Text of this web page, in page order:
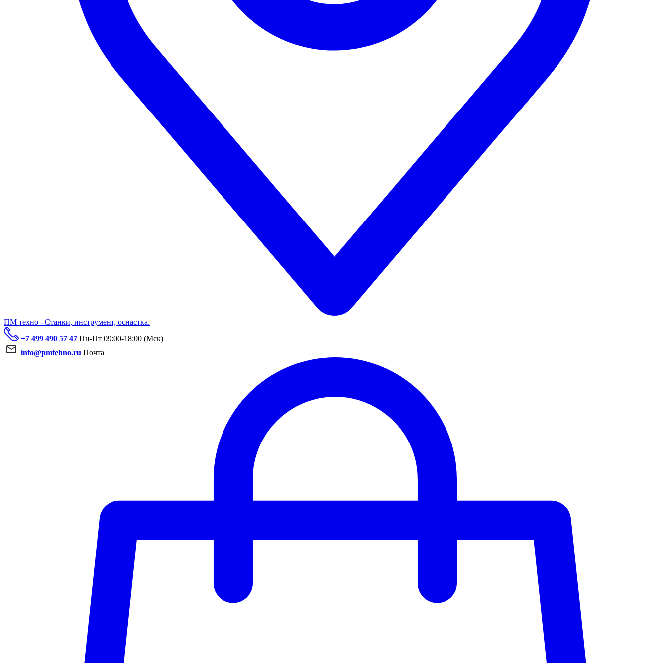
ПМ техно - Станки, инструмент, оснастка.
+7 499 490 57 47 Пн-Пт 09:00-18:00 (Мск)
info@pmtehno.ru Почта